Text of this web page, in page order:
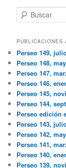
Buscar
PUBLICACIONES
Perseo 149,
Perseo 148,
Perseo 147,
Perseo 146,
Perseo 145,
Perseo 144,
Perseo edición
Perseo 143,
Perseo 142,
Perseo 141,
Perseo 140,
Perseo 139,